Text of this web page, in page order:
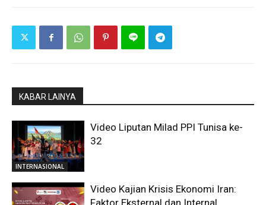
KABAR LAINYA
INTERNASIONAL
Video Liputan Milad PPI Tunisa ke-
32
Video Kajian Krisis Ekonomi Iran:
Faktor Eksternal dan Internal